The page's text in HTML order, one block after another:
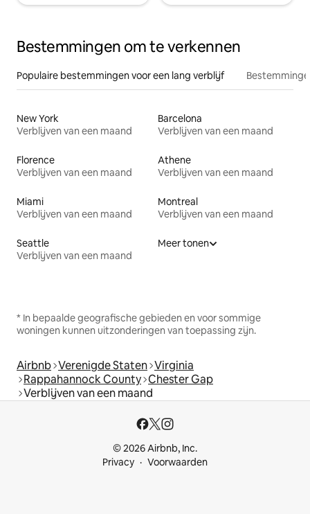
Bestemmingen om te verkennen
Populaire bestemmingen voor een lang verblijf
New York
Verblijven van een maand
Barcelona
Verblijven van een maand
Florence
Verblijven van een maand
Athene
Verblijven van een maand
Miami
Verblijven van een maand
Montreal
Verblijven van een maand
Seattle
Verblijven van een maand
Meer tonen
* In bepaalde geografische gebieden en voor sommige
woningen kunnen uitzonderingen van toepassing zijn.
Airbnb Verenigde Staten Virginia
Rappahannock County Chester Gap
Verblijven van een maand
© 2026 Airbnb, Inc.
Privacy
Voorwaarden